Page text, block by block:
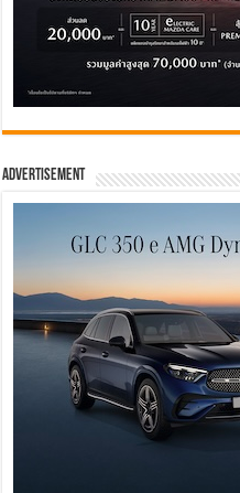
Advertisement